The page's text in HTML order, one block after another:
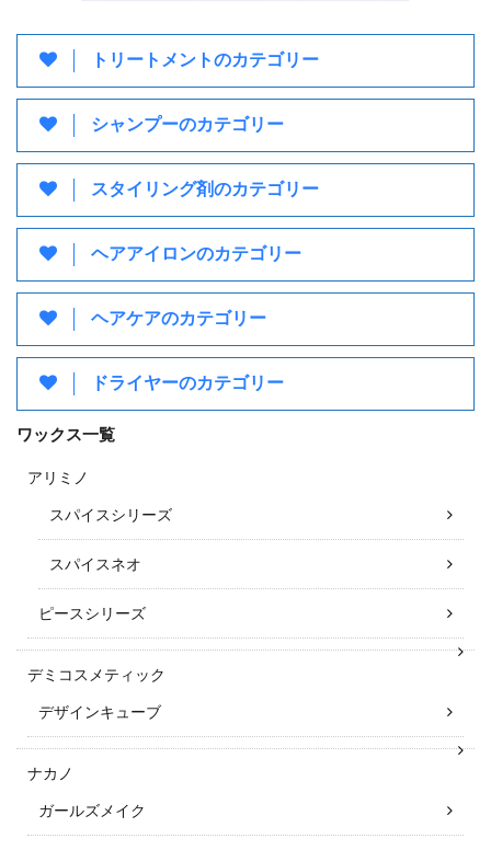
トリートメントのカテゴリー
シャンプーのカテゴリー
スタイリング剤のカテゴリー
ヘアアイロンのカテゴリー
ヘアケアのカテゴリー
ドライヤーのカテゴリー
ワックス一覧
アリミノ
スパイスシリーズ
スパイスネオ
ピースシリーズ
デミコスメティック
デザインキューブ
ナカノ
ガールズメイク